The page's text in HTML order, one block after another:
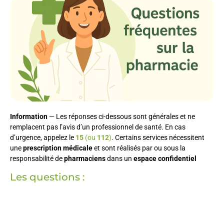
Information — Les réponses ci-dessous sont générales et ne
remplacent pas l’avis d’un professionnel de santé. En cas
d’urgence, appelez le 15 (ou 112). Certains services nécessitent
uneprescription médicaleet sont réalisés par ou sous la
responsabilité depharmaciensdans un espace confidentiel
Les questions :